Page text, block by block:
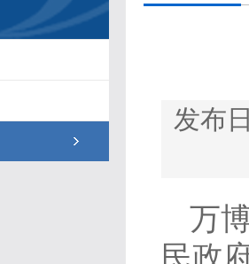
发布
万